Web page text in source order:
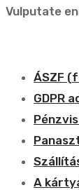
Vulputate
ÁSZF
GDPR
A